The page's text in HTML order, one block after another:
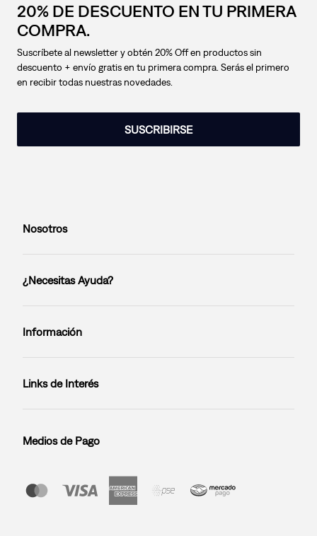
20% DE DESCUENTO EN TU PRIMERA
COMPRA.
Suscríbete al newsletter y obtén 20% Off en productos sin
descuento + envío gratis en tu primera compra. Serás el primero
en recibir todas nuestras novedades.
SUSCRIBIRSE
Nosotros
¿Necesitas Ayuda?
Información
Links de Interés
Medios de Pago